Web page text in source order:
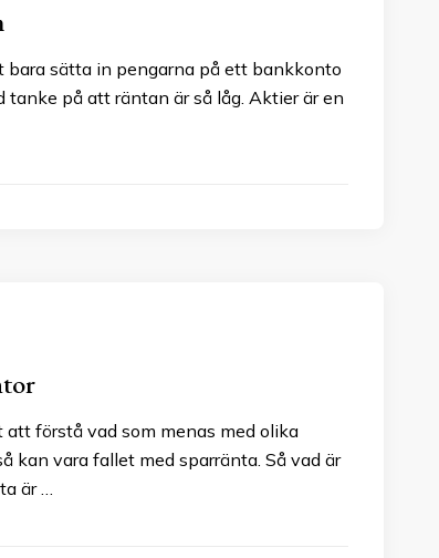
sätta in pengarna på ett bankkonto
tanke på att räntan är så låg. Aktier är en
förstå vad som menas med olika
kan vara fallet med sparränta. Så vad är
är …